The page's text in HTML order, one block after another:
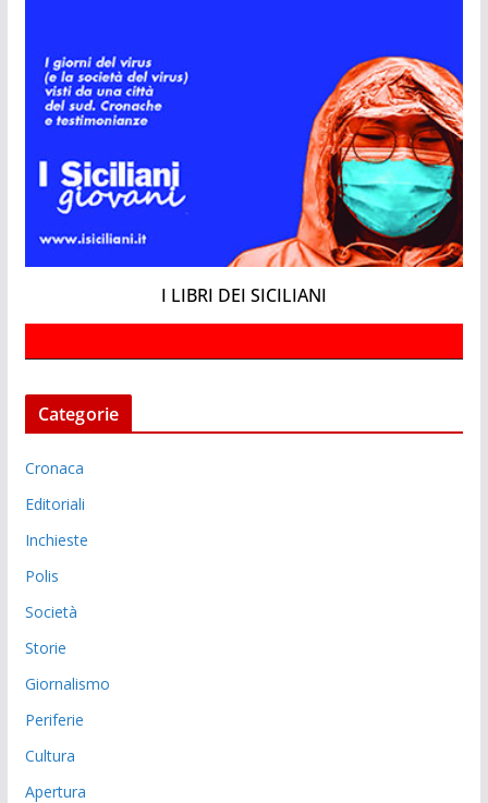
I LIBRI DEI SICILIANI
Categorie
Cronaca
Editoriali
Inchieste
Polis
Società
Storie
Giornalismo
Periferie
Cultura
Apertura